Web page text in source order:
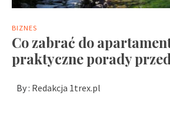
BIZNES
Co zabrać do
praktyczne porady
By : Redakcja 1trex.pl